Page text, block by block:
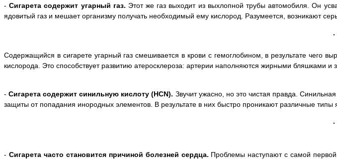
-Сигарета содержит угарный газ. Этот же газ выходит из выхлопной трубы автомобиля. Он
ядовитый газ и мешает организму получать необходимый ему кислород. Разумеется, возникают
Содержащийся в сигарете угарный газ смешивается в крови с гемоглобином, в результате чего
кислорода. Это способствует развитию атеросклероза: артерии наполняются жирными бляшками и
-Сигарета содержит синильную кислоту (HCN). Звучит ужасно, но это чистая правда.
защиты от попадания инородных элементов. В результате в них быстро проникают различные типы
- Сигарета часто становится причиной болезней сердца. Проблемы наступают с самой